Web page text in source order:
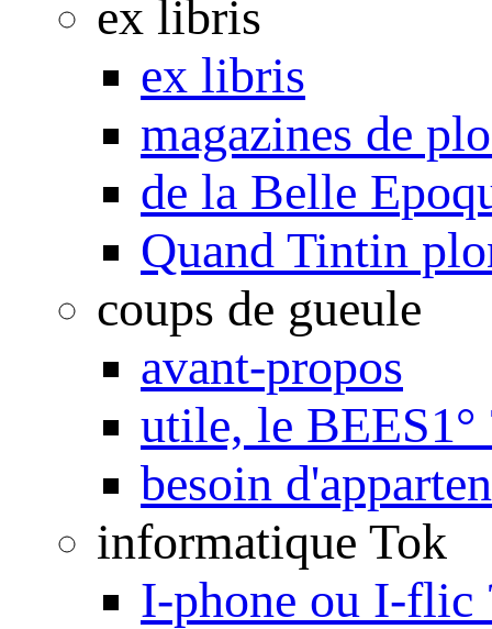
ex libris
ex libris
magazines de
de la Belle
Quand Tintin
coups de gueule
avant-propos
utile, le BEES1°
besoin
informatique Tok
I-phone ou I-flic